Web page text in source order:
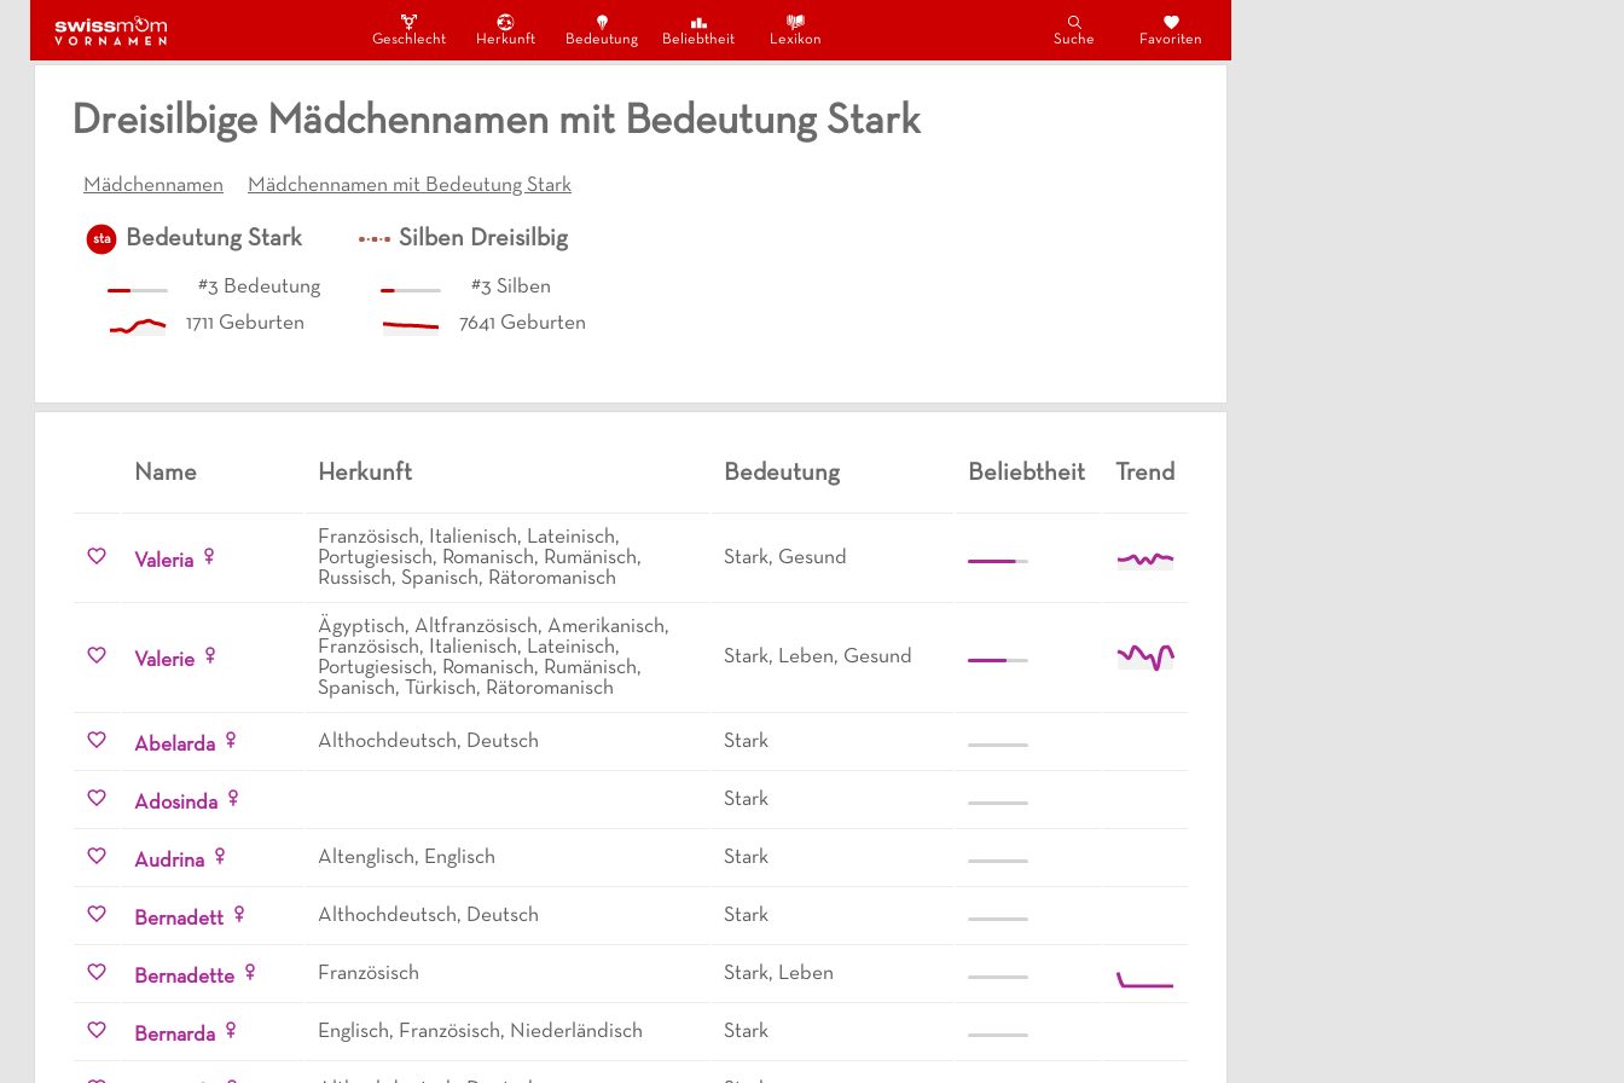
Geschlecht Herkunft Bedeutung Beliebtheit Lexikon Suche Favoriten
Dreisilbige Mädchennamen mit Bedeutung Stark
Mädchennamen Mädchennamen mit Bedeutung Stark
sta Bedeutung Stark
#3 Bedeutung
1711 Geburten
Silben Dreisilbig
#3 Silben
7641 Geburten
Name Herkunft Bedeutung Beliebtheit Trend
Valeria
Französisch, Italienisch, Lateinisch,
Portugiesisch, Romanisch, Rumänisch,
Russisch, Spanisch, Rätoromanisch
Stark, Gesund
Valerie
Ägyptisch, Altfranzösisch, Amerikanisch,
Französisch, Italienisch, Lateinisch,
Portugiesisch, Romanisch, Rumänisch,
Spanisch, Türkisch, Rätoromanisch
Stark, Leben, Gesund
Abelarda Althochdeutsch, Deutsch Stark
Adosinda Stark
Audrina Altenglisch, Englisch Stark
Bernadett Althochdeutsch, Deutsch Stark
Bernadette Französisch Stark, Leben
Bernarda Englisch, Französisch, Niederländisch Stark